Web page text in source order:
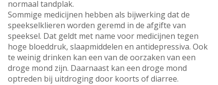
normaal tandplak.
Sommige medicijnen hebben als bijwerking dat de
speekselklieren worden geremd in de afgifte van
speeksel. Dat geldt met name voor medicijnen tegen
hoge bloeddruk, slaapmiddelen en antidepressiva. Ook
te weinig drinken kan een van de oorzaken van een
droge mond zijn. Daarnaast kan een droge mond
optreden bij uitdroging door koorts of diarree.